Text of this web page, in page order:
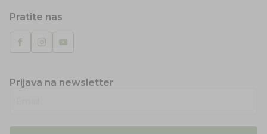
Pratite nas
Prijava na newsletter